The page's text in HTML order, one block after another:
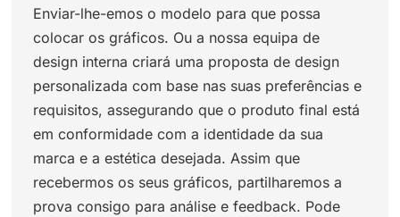
Enviar-lhe-emos o modelo para que possa
colocar os gráficos. Ou a nossa equipa de
design interna criará uma proposta de design
personalizada com base nas suas preferências e
requisitos, assegurando que o produto final está
em conformidade com a identidade da sua
marca e a estética desejada. Assim que
recebermos os seus gráficos, partilharemos a
prova consigo para análise e feedback. Pode